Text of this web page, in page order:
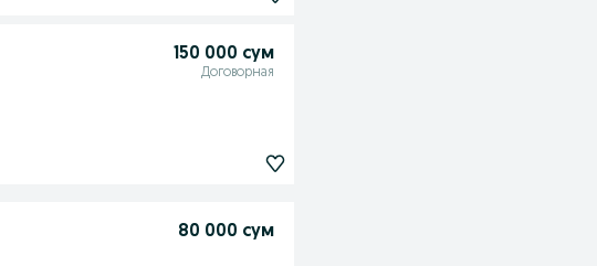
150 000 сум
Договорная
80 000 сум